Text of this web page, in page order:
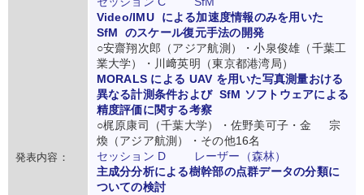
発表内容：
Video/IMU による加速度情報のみを用いた
SfM のスケール復元手法の開発
○安齋翔次郎（アジア航測）・小泉俊雄（千葉工
業大学）・川﨑英明（東京都港湾局）
MORALS による UAV を用いた写真測量おける
異なる計測条件および SfM ソフトウェアによる
精度評価に関する考察
○梶原康司（千葉大学）・佐野美可子・金 宗
煥（アジア航測）・その他16名
セッション D レーザー（森林）
主成分分析による樹幹部の点群データの分類に
ついての検討